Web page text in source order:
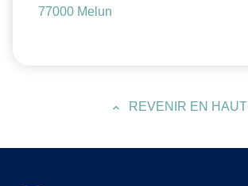
77000 Melun
REVENIR EN HAUT